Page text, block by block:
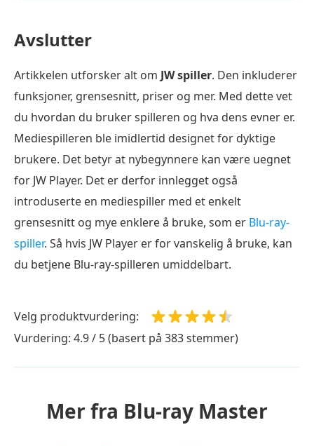
Avslutter
Artikkelen utforsker alt om JW spiller. Den inkluderer
funksjoner, grensesnitt, priser og mer. Med dette vet
du hvordan du bruker spilleren og hva dens evner er.
Mediespilleren ble imidlertid designet for dyktige
brukere. Det betyr at nybegynnere kan være uegnet
for JW Player. Det er derfor innlegget også
introduserte en mediespiller med et enkelt
grensesnitt og mye enklere å bruke, som er Blu-ray-
spiller. Så hvis JW Player er for vanskelig å bruke, kan
du betjene Blu-ray-spilleren umiddelbart.
Velg produktvurdering:
Vurdering: 4.9 / 5 (basert på 383 stemmer)
Mer fra Blu-ray Master